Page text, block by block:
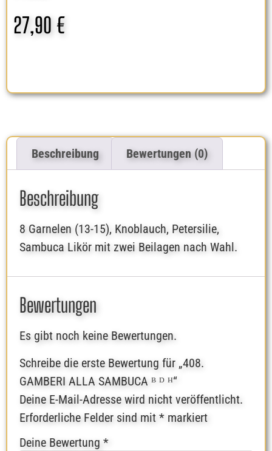
27,90 €
Beschreibung Bewertungen (0)
Beschreibung
8 Garnelen (13-15), Knoblauch, Petersilie,
Sambuca Likör mit zwei Beilagen nach Wahl.
Bewertungen
Es gibt noch keine Bewertungen.
Schreibe die erste Bewertung für „408.
GAMBERI ALLA SAMBUCA ᴮ ᴰ ᴴ“
Deine E-Mail-Adresse wird nicht veröffentlicht.
Erforderliche Felder sind mit * markiert
Deine Bewertung *